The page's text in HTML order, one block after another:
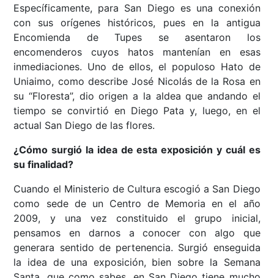
Específicamente, para San Diego es una conexión
con sus orígenes históricos, pues en la antigua
Encomienda de Tupes se asentaron los
encomenderos cuyos hatos mantenían en esas
inmediaciones. Uno de ellos, el populoso Hato de
Uniaimo, como describe José Nicolás de la Rosa en
su “Floresta”, dio origen a la aldea que andando el
tiempo se convirtió en Diego Pata y, luego, en el
actual San Diego de las flores.
¿Cómo surgió la idea de esta exposición y cuál es
su finalidad?
Cuando el Ministerio de Cultura escogió a San Diego
como sede de un Centro de Memoria en el año
2009, y una vez constituido el grupo inicial,
pensamos en darnos a conocer con algo que
generara sentido de pertenencia. Surgió enseguida
la idea de una exposición, bien sobre la Semana